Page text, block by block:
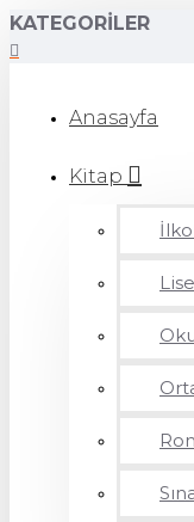
KATEGORILER
Anasayfa
Kitap